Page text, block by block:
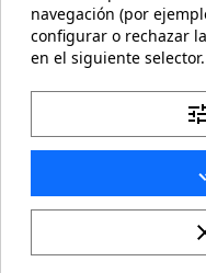
navegación (por
configurar o rechazar
en el siguiente selector.